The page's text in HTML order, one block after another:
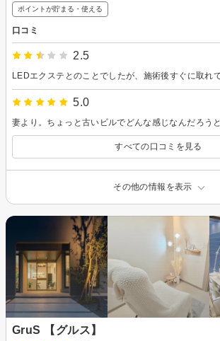
ポイントが貯まる・使える
口コミ
2.5
5.0
すべての口コミを見る
その他の情報を表示
GruS 【グルス】